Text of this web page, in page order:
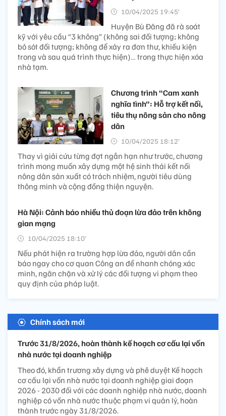
10/04/2025 19:45’
Huyện Bù Đăng đã rà soát
kỹ với yêu cầu “3 không” (không sai đối tượng; không
bỏ sót đối tượng; không để xảy ra đơn thư, khiếu kiện
trong và sau quá trình thực hiện)… trong thực hiện xóa
nhà tạm.
Chương trình “Cam xanh
nghĩa tình”: Hỗ trợ kết nối,
tiêu thụ nông sản cho nông
dân
10/04/2025 18:12’
Thay vì giải cứu từng đợt ngắn hạn như trước, chương
trình mong muốn xây dựng một hệ sinh thái kết nối
nông dân sản xuất có trách nhiệm, người tiêu dùng
thông minh và cộng đồng thiện nguyện.
Hà Nội: Cảnh báo nhiều thủ đoạn lừa đảo trên không
gian mạng
10/04/2025 18:10’
Nếu phát hiện ra trường hợp lừa đảo, người dân cần
báo ngay cho cơ quan Công an để nhanh chóng xác
minh, ngăn chặn và xử lý các đối tượng vi phạm theo
quy định của pháp luật.
Chính sách mới
Trước 31/8/2026, hoàn thành kế hoạch cơ cấu lại vốn
nhà nước tại doanh nghiệp
Theo đó, khẩn trương xây dựng và phê duyệt Kế hoạch
cơ cấu lại vốn nhà nước tại doanh nghiệp giai đoạn
2026 - 2030 đối với các doanh nghiệp nhà nước, doanh
nghiệp có vốn nhà nước thuộc phạm vi quản lý, hoàn
thành trước ngày 31/8/2026.